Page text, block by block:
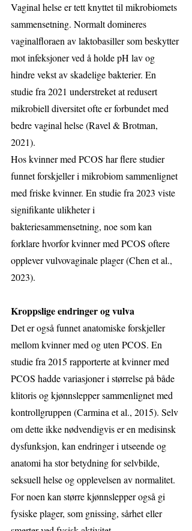
Vaginal helse er tett knyttet til mikrobiomets
sammensetning. Normalt domineres
vaginalfloraen av laktobasiller som beskytter
mot infeksjoner ved å holde pH lav og
hindre vekst av skadelige bakterier. En
studie fra 2021 understreket at redusert
mikrobiell diversitet ofte er forbundet med
bedre vaginal helse (Ravel & Brotman,
2021).
Hos kvinner med PCOS har flere studier
funnet forskjeller i mikrobiom sammenlignet
med friske kvinner. En studie fra 2023 viste
signifikante ulikheter i
bakteriesammensetning, noe som kan
forklare hvorfor kvinner med PCOS oftere
opplever vulvovaginale plager (Chen et al.,
2023).
Kroppslige endringer og vulva
Det er også funnet anatomiske forskjeller
mellom kvinner med og uten PCOS. En
studie fra 2015 rapporterte at kvinner med
PCOS hadde variasjoner i størrelse på både
klitoris og kjønnslepper sammenlignet med
kontrollgruppen (Carmina et al., 2015). Selv
om dette ikke nødvendigvis er en medisinsk
dysfunksjon, kan endringer i utseende og
anatomi ha stor betydning for selvbilde,
seksuell helse og opplevelsen av normalitet.
For noen kan større kjønnslepper også gi
fysiske plager, som gnissing, sårhet eller